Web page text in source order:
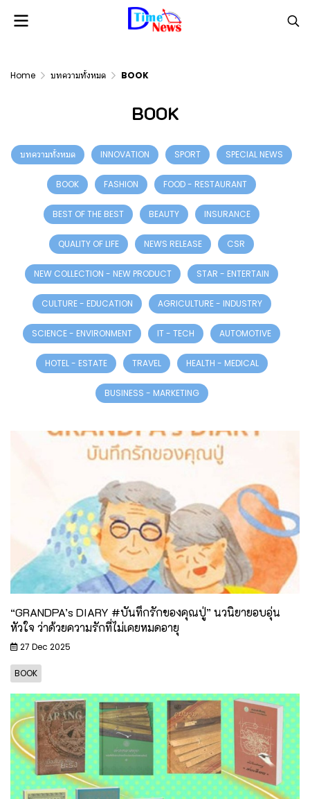
Home บทความทั้งหมด BOOK
BOOK
บทความทั้งหมด INNOVATION SPORT SPECIAL NEWS
BOOK FASHION FOOD - RESTAURANT
BEST OF THE BEST BEAUTY INSURANCE
QUALITY OF LIFE NEWS RELEASE CSR
NEW COLLECTION - NEW PRODUCT STAR - ENTERTAIN
CULTURE - EDUCATION AGRICULTURE - INDUSTRY
SCIENCE - ENVIRONMENT IT - TECH AUTOMOTIVE
HOTEL - ESTATE TRAVEL HEALTH - MEDICAL
BUSINESS - MARKETING
“GRANDPA’s DIARY #บันทึกรักของคุณปู่” นวนิยายอบอุ่น
หัวใจ ว่าด้วยความรักที่ไม่เคยหมดอายุ
27 Dec 2025
BOOK